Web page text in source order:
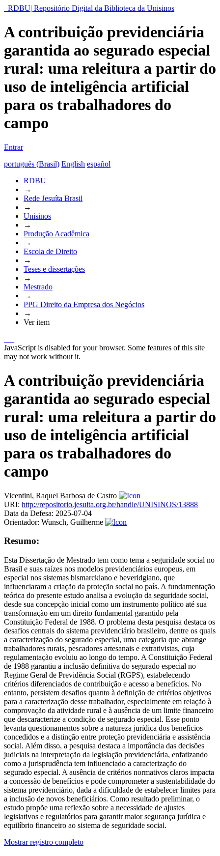
RDBU| Repositório Digital da Biblioteca da Unisinos
A contribuição previdenciária
garantida ao segurado especial
rural: uma releitura a partir do
uso de inteligência artificial
para os trabalhadores do
campo
Entrar
português (Brasil) English español
RDBU
→
Rede Jesuíta Brasil
→
Unisinos
→
Produção Acadêmica
→
Escola de Direito
→
Teses e dissertações
→
Mestrado
→
PPG Direito da Empresa dos Negócios
→
Ver item
JavaScript is disabled for your browser. Some features of this site
may not work without it.
A contribuição previdenciária
garantida ao segurado especial
rural: uma releitura a partir do
uso de inteligência artificial
para os trabalhadores do
campo
Vicentini, Raquel Barbosa de Castro
URI: http://repositorio.jesuita.org.br/handle/UNISINOS/13888
Data da Defesa: 2025-07-04
Orientador: Wunsch, Guilherme
Resumo:
Esta Dissertação de Mestrado tem como tema a seguridade social no
Brasil e suas raízes nos modelos previdenciários europeus, em
especial nos sistemas bismarckiano e beveridgiano, que
influenciaram a criação da proteção social no país. A fundamentação
teórica do presente estudo analisa a evolução da seguridade social,
desde sua concepção inicial como um instrumento político até sua
transformação em um direito fundamental garantido pela
Constituição Federal de 1988. O problema desta pesquisa destaca os
desafios centrais do sistema previdenciário brasileiro, dentre os quais
a caracterização do segurado especial, uma categoria que abrange
trabalhadores rurais, pescadores artesanais e extrativistas, cuja
regulamentação evoluiu ao longo do tempo. A Constituição Federal
de 1988 garantiu a inclusão definitiva do segurado especial no
Regime Geral de Previdência Social (RGPS), estabelecendo
critérios diferenciados de contribuição e acesso a benefícios. No
entanto, persistem desafios quanto à definição de critérios objetivos
para a caracterização desse trabalhador, especialmente em relação à
comprovação da atividade rural e à ausência de um limite financeiro
que descaracterize a condição de segurado especial. Esse ponto
levanta questionamentos sobre a natureza jurídica dos benefícios
concedidos e a distinção entre proteção previdenciária e assistência
social. Além disso, a pesquisa destaca a importância das decisões
judiciais na interpretação da legislação previdenciária, enfatizando
como a jurisprudência tem influenciado a caracterização do
segurado especial. A ausência de critérios normativos claros impacta
a concessão de benefícios e pode comprometer a sustentabilidade do
sistema previdenciário, dada a dificuldade de estabelecer limites para
a inclusão de novos beneficiários. Como resultado preliminar, o
estudo propõe uma reflexão sobre a necessidade de ajustes
legislativos e regulatórios para garantir maior segurança jurídica e
equilíbrio financeiro ao sistema de seguridade social.
Mostrar registro completo